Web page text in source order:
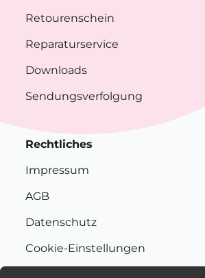
Retourenschein
Reparaturservice
Downloads
Sendungsverfolgung
Rechtliches
Impressum
AGB
Datenschutz
Cookie-Einstellungen